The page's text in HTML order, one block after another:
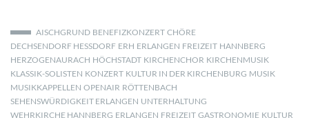
AISCHGRUND BENEFIZKONZERT CHÖRE
DECHSENDORF HESSDORF ERH ERLANGEN FREIZEIT HANNBERG
HERZOGENAURACH HÖCHSTADT KIRCHENCHOR KIRCHENMUSIK
KLASSIK-SOLISTEN KONZERT KULTUR IN DER KIRCHENBURG MUSIK
MUSIKKAPPELLEN OPENAIR RÖTTENBACH
SEHENSWÜRDIGKEIT ERLANGEN UNTERHALTUNG
WEHRKIRCHE HANNBERG ERLANGEN FREIZEIT GASTRONOMIE KULTUR